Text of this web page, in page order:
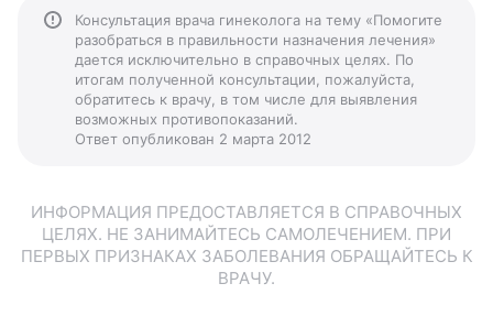
Консультация врача гинеколога на тему «Помогите
разобраться в правильности назначения лечения»
дается исключительно в справочных целях. По
итогам полученной консультации, пожалуйста,
обратитесь к врачу, в том числе для выявления
возможных противопоказаний.
Ответ опубликован 2 марта 2012
ИНФОРМАЦИЯ ПРЕДОСТАВЛЯЕТСЯ В СПРАВОЧНЫХ
ЦЕЛЯХ. НЕ ЗАНИМАЙТЕСЬ САМОЛЕЧЕНИЕМ. ПРИ
ПЕРВЫХ ПРИЗНАКАХ ЗАБОЛЕВАНИЯ ОБРАЩАЙТЕСЬ К
ВРАЧУ.